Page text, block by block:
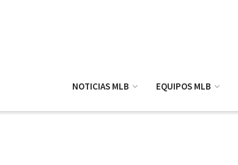
NOTICIAS MLB EQUIPOS MLB